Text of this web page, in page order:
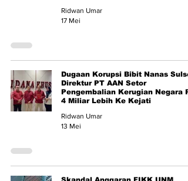
Ridwan Umar
17 Mei
Dugaan Korupsi Bibit Nanas
Direktur PT AAN Setor
Pengembalian Kerugian Negara
4 Miliar Lebih Ke Kejati
Ridwan Umar
13 Mei